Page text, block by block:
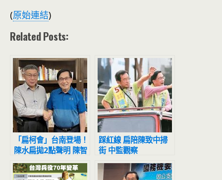
(原始連結)
Related Posts:
「扁柯會」台南登場！
陳水扁拋2點聲明 陳智
菡曝談話內容
踩紅線 扁陪陳致中掃
街 中監觀察